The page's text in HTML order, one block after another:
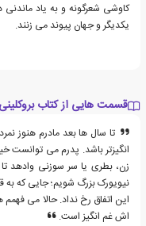
کاوشی شعرگونه و به یاد ماندنی
یکدیگر و جهان پیوند می زنند.
قسمت هایی از کتاب
تا سال ها بعد مادرم هنوز
انگیزتر باشد. پدرم می توانست
زن، بطری یا سر سوزنی وادهد
نیویورک بزرگ شویم؛ جایی که به
این اتفاق رخ نداد. حالا می
اش غم انگیز است.